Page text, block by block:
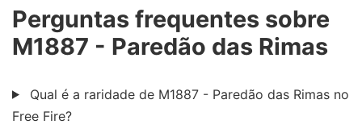
Perguntas frequentes sobre
M1887 - Paredão das Rimas
Qual é a raridade de M1887 - Paredão das Rimas no
Free Fire?